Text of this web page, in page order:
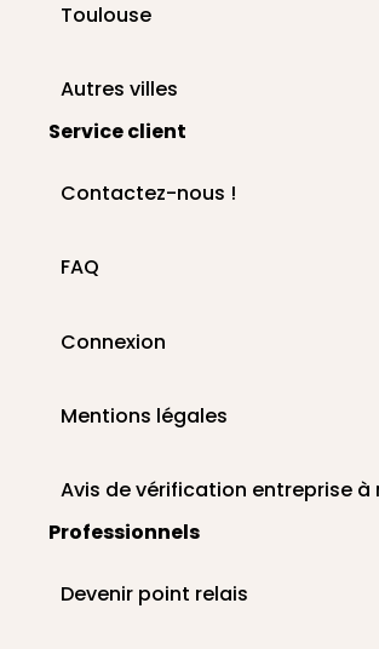
Toulouse
Autres villes
Service client
Contactez-nous !
FAQ
Connexion
Mentions légales
Avis de vérification entreprise à
Professionnels
Devenir point relais